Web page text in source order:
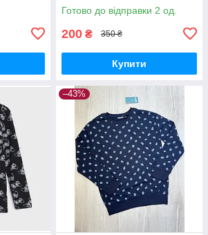
Готово до відправки 2 од.
200 ₴ 350 ₴
Купити
–43%